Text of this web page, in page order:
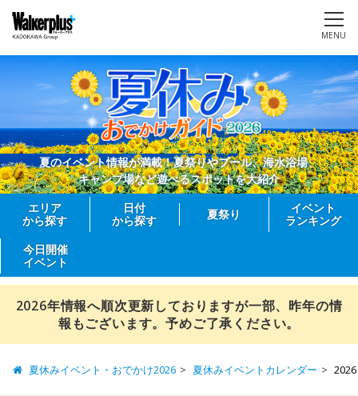
MENU
夏のイベント情報が満載！夏祭りやプール、海水浴場、
キャンプ場など遊べるスポットを大紹介
エリア
から探す
日付
から探す
夏祭り
イベント
ランキング
今日開催
イベント
2026年情報へ順次更新しておりますが一部、昨年の情
報もございます。予めご了承ください。
夏休みイベント・おでかけ2026 夏休みイベントカレンダー